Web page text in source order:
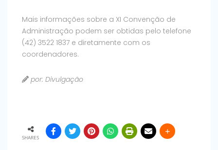
Mais informações sobre a XI Convenção de
Administração podem ser obtidas pelo telefone
(42) 3522 1837 e diretamente com os
coordenadores.
por: Divulgação
SHARES